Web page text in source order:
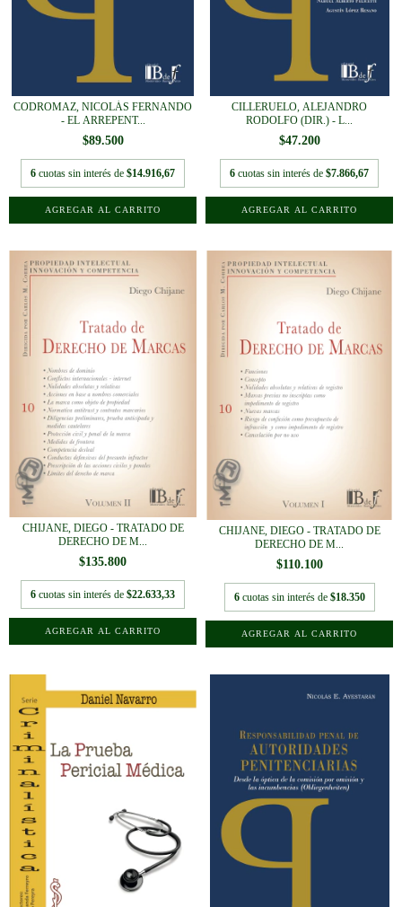
CODROMAZ, NICOLÁS FERNANDO
- EL ARREPENT...
$89.500
6 cuotas sin interés de $14.916,67
CILLERUELO, ALEJANDRO
RODOLFO (DIR.) - L...
$47.200
6 cuotas sin interés de $7.866,67
CHIJANE, DIEGO - TRATADO DE
DERECHO DE M...
$135.800
6 cuotas sin interés de $22.633,33
CHIJANE, DIEGO - TRATADO DE
DERECHO DE M...
$110.100
6 cuotas sin interés de $18.350